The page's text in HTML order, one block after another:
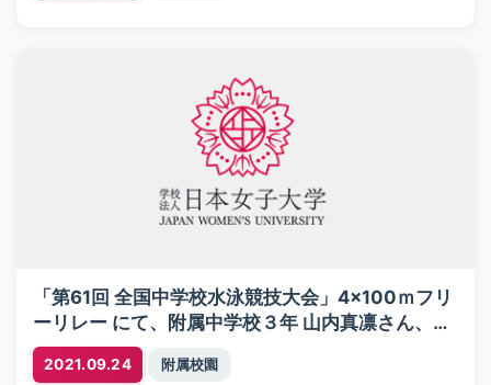
「第61回 全国中学校水泳競技大会」4×100ｍフリ
ーリレー にて、附属中学校３年 山内真凛さん、２
年 楢島沙也加さん、２年 渡邊レイさん、３年 萩原
彩友さんが７位で入賞
2021.09.24 附属校園